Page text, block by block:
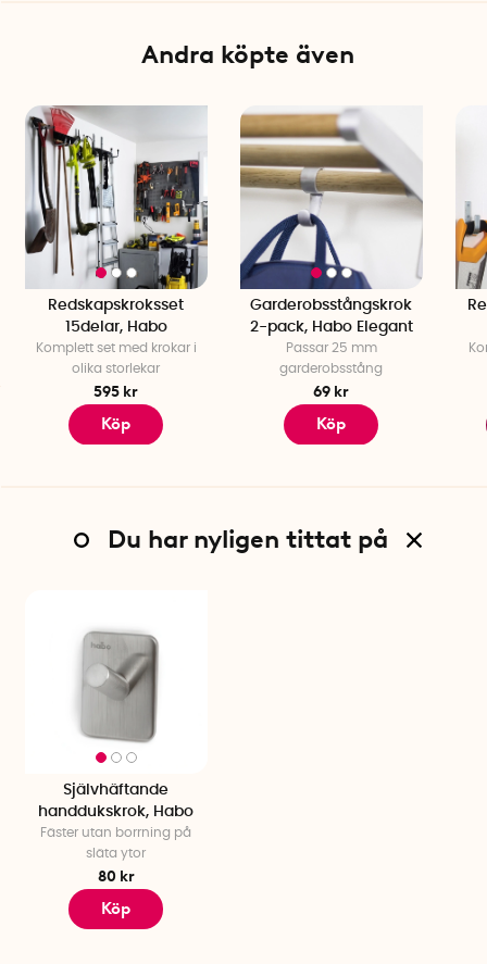
Andra köpte även
Redskapskroksset
15delar, Habo
Komplett set med krokar i
olika storlekar
595 kr
Köp
Garderobsstångskrok
2-pack, Habo Elegant
Passar 25 mm
garderobsstång
69 kr
Köp
Du har nyligen tittat på
Självhäftande
handdukskrok, Habo
Fäster utan borrning på
släta ytor
80 kr
Köp